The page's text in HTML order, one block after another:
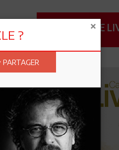
CATALOGUE
?
PARTAGER